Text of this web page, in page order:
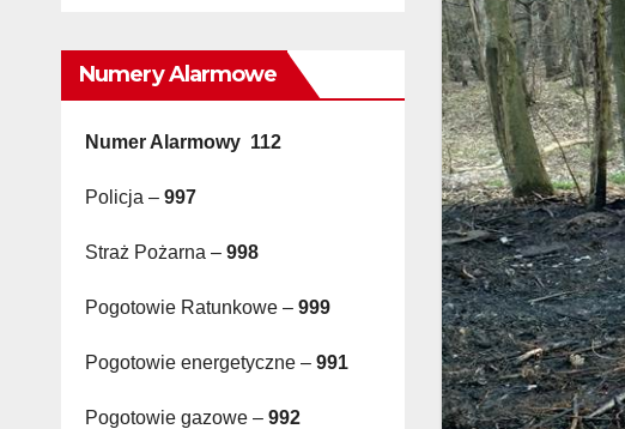
Numery Alarmowe
Numer Alarmowy 112
Policja – 997
Straż Pożarna – 998
Pogotowie Ratunkowe – 999
Pogotowie energetyczne – 991
Pogotowie gazowe – 992